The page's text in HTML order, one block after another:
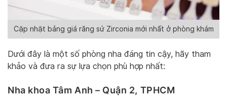
Cập nhật bảng giá răng sứ Zirconia mới nhất ở phòng khám
Dưới đây là một số phòng nha đáng tin cậy, hãy tham
khảo và đưa ra sự lựa chọn phù hợp nhất:
Nha khoa Tâm Anh – Quận 2, TPHCM